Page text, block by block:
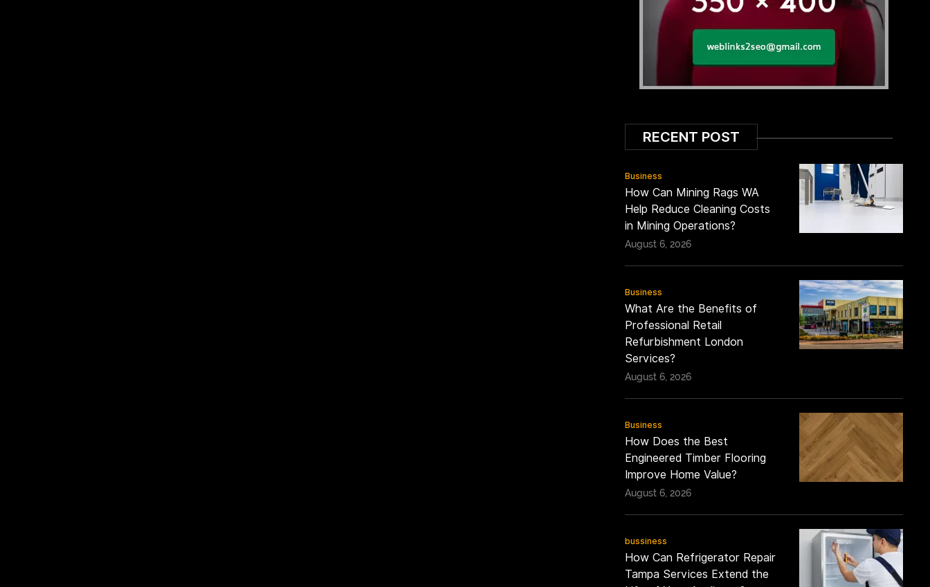
RECENT POST
Business
How Can Mining Rags WA
Help Reduce Cleaning Costs
in Mining Operations?
August 6, 2026
Business
What Are the Benefits of
Professional Retail
Refurbishment London
Services?
August 6, 2026
Business
How Does the Best
Engineered Timber Flooring
Improve Home Value?
August 6, 2026
bussiness
How Can Refrigerator Repair
Tampa Services Extend the